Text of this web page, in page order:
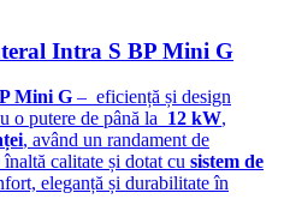
Intra S BP Mini G
Mini G – eficiență și design
o putere de până la 12 kW,
, având un randament de
calitate și dotat cu sistem de
eleganță și durabilitate în